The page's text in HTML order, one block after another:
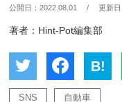
公開日：2022.08.01 / 更新
著者：Hint-Pot編集部
B!
SNS 自動車